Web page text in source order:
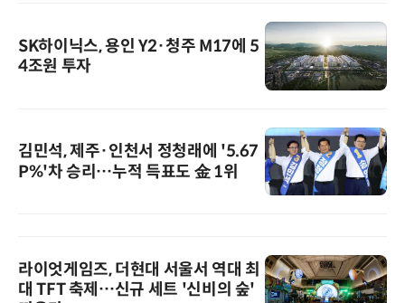
SK하이닉스, 용인 Y2·청주 M17에 5
4조원 투자
김민석, 제주·인천서 정청래에 '5.67
P%'차 승리…누적 득표도 金 1위
라이엇게임즈, 더현대 서울서 역대 최
대 TFT 축제…신규 세트 '신비의 숲'